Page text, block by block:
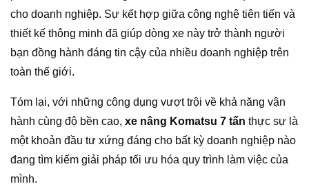
cho doanh nghiệp. Sự kết hợp giữa công nghệ tiên tiến và
thiết kế thông minh đã giúp dòng xe này trở thành người
bạn đồng hành đáng tin cậy của nhiều doanh nghiệp trên
toàn thế giới.
Tóm lại, với những công dụng vượt trội về khả năng vận
hành cùng độ bền cao, xe nâng Komatsu 7 tấn thực sự là
một khoản đầu tư xứng đáng cho bất kỳ doanh nghiệp nào
đang tìm kiếm giải pháp tối ưu hóa quy trình làm việc của
mình.